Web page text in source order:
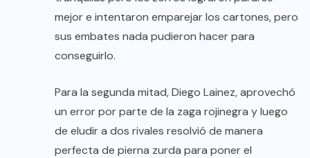
mejor e intentaron emparejar los cartones, pero
sus embates nada pudieron hacer para
conseguirlo.
Para la segunda mitad, Diego Lainez, aprovechó
un error por parte de la zaga rojinegra y luego
de eludir a dos rivales resolvió de manera
perfecta de pierna zurda para poner el